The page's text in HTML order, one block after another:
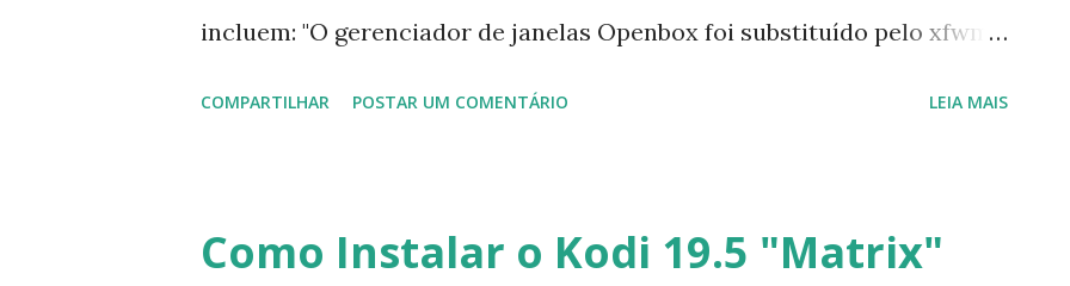
incluem: "O gerenciador de janelas Openbox foi substituído pelo xfwm
eu simplesmente não tenho tempo para um caso de uso que diminuiu
COMPARTILHAR POSTAR UM COMENTÁRIO LEIA MAIS
Como Instalar o Kodi 19.5 "Matrix"